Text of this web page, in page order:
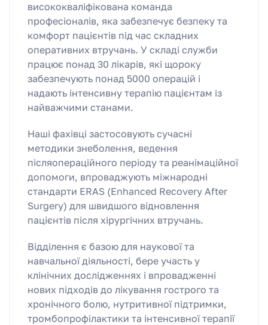
висококваліфікована команда
професіоналів, яка забезпечує безпеку та
комфорт пацієнтів під час складних
оперативних втручань. У складі служби
працює понад 30 лікарів, які щороку
забезпечують понад 5000 операцій і
надають інтенсивну терапію пацієнтам із
найважчими станами.
Наші фахівці застосовують сучасні
методики знеболення, ведення
післяопераційного періоду та реанімаційної
допомоги, впроваджують міжнародні
стандарти ERAS (Enhanced Recovery After
Surgery) для швидшого відновлення
пацієнтів після хірургічних втручань.
Відділення є базою для наукової та
навчальної діяльності, бере участь у
клінічних дослідженнях і впровадженні
нових підходів до лікування гострого та
хронічного болю, нутритивної підтримки,
тромбопрофілактики та інтенсивної терапії